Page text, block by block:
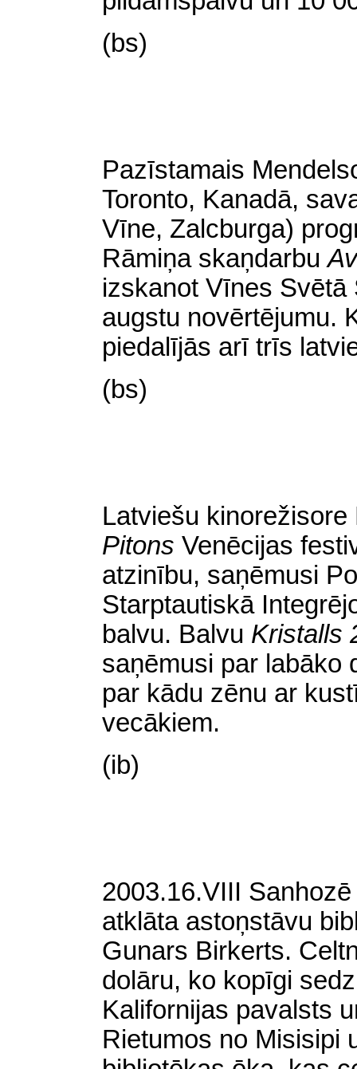
(bs)
Pazīstamais
Toronto, Kanadā,
Vīne, Zalcburga)
Rāmiņa skaņdarbu
izskanot Vīnes Svētā
augstu novērtējumu.
piedalījās arī trīs
(bs)
Latviešu
Pitons Venēcijas
atzinību, saņēmusi
Starptautiskā
balvu. Balvu Kristalls
saņēmusi par labāko
par kādu zēnu ar
vecākiem.
(ib)
2003.16.VIII
atklāta astoņstāvu
Gunars Birkerts.
dolāru, ko kopīgi
Kalifornijas pavalsts
Rietumos no Misisipi